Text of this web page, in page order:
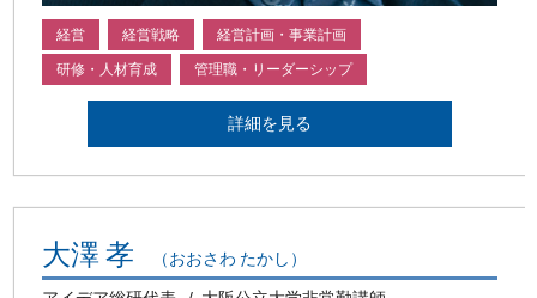
経営 経営戦略 経営計画・事業計画
研修・人材育成 管理職・リーダーシップ
詳細を見る
大澤 孝 （おおさわ たかし）